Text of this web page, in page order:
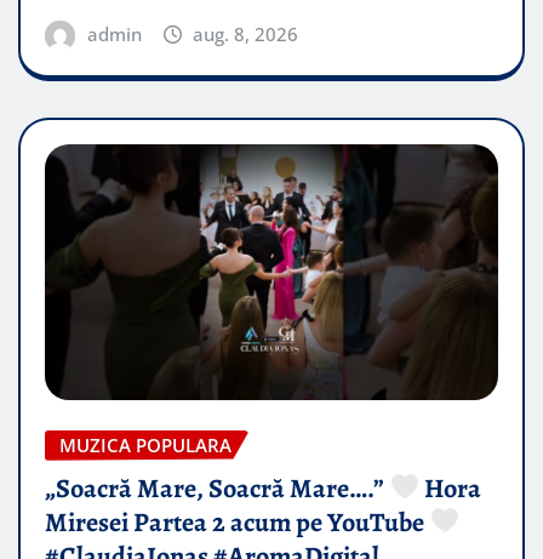
admin aug. 8, 2026
MUZICA POPULARA
„Soacră Mare, Soacră Mare….”
Hora
Miresei Partea 2 acum pe YouTube